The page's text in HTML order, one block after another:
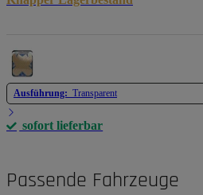
Ausführung: Transparent
sofort lieferbar
Passende Fahrzeuge